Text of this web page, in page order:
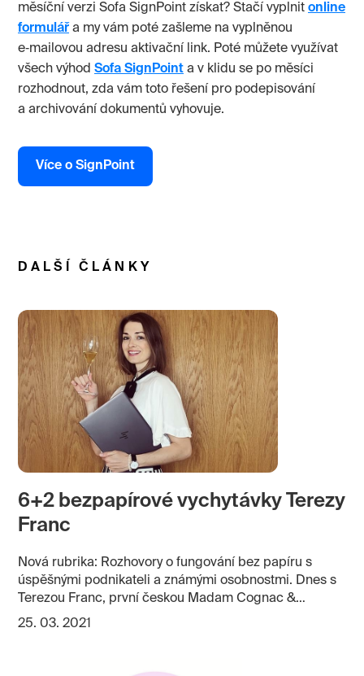
měsíční verzi Sofa SignPoint získat? Stačí vyplnit online
formulář a my vám poté zašleme na vyplněnou
e‑mailovou adresu aktivační link. Poté můžete využívat
všech výhod Sofa SignPoint a v klidu se po měsíci
rozhodnout, zda vám toto řešení pro podepisování
a archivování dokumentů vyhovuje.
Více o SignPoint
DALŠÍ ČLÁNKY
6+2 bezpapírové vychytávky Terezy
Franc
Nová rubrika: Rozhovory o fungování bez papíru s
úspěšnými podnikateli a známými osobnostmi. Dnes s
Terezou Franc, první českou Madam Cognac &
Champagne.
25. 03. 2021